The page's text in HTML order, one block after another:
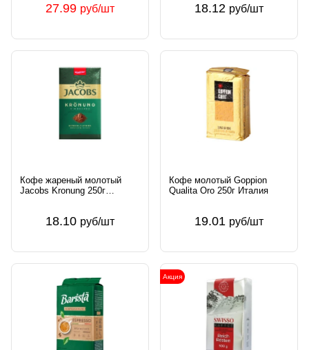
27.99 руб/шт 18.12 руб/шт
Кофе жареный молотый
Jacobs Kronung 250г
18.10 руб/шт
Кофе молотый Goppion
Qualita Oro 250г Италия
19.01 руб/шт
Акция